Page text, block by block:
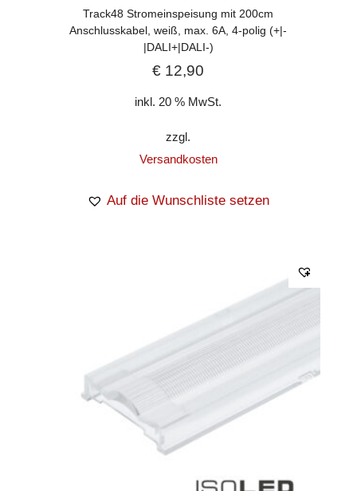
Track48 Stromeinspeisung mit 200cm
Anschlusskabel, weiß, max. 6A, 4-polig (+|-
|DALI+|DALI-)
€ 12,90
inkl. 20 % MwSt.
zzgl.
Versandkosten
Auf die Wunschliste setzen